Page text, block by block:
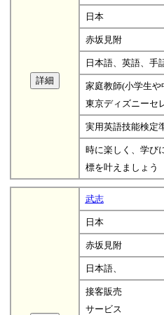
日本
赤坂見附
日本語、英語、手
家庭教師(小学生や
東京ディズニーセ
実用英語技能検定
時に楽しく、学び
標を叶えましょう
武志
日本
赤坂見附
日本語、
接客販売
サービス